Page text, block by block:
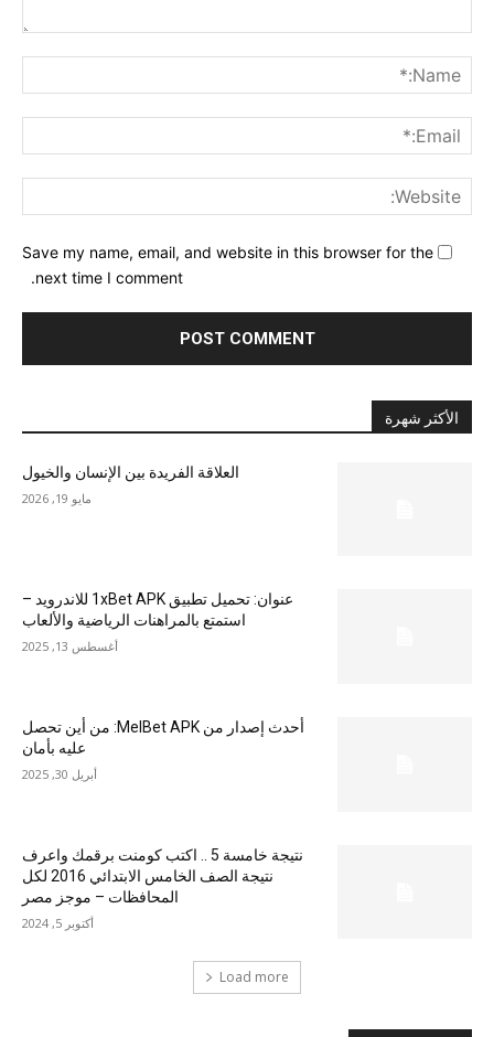
Save my name, email, and website in this browser for the
next time I comment.
الأكثر شهرة
العلاقة الفريدة بين الإنسان والخيول
مايو 19, 2026
عنوان: تحميل تطبيق 1xBet APK للاندرويد –
استمتع بالمراهنات الرياضية والألعاب
أغسطس 13, 2025
أحدث إصدار من MelBet APK: من أين تحصل
عليه بأمان
أبريل 30, 2025
نتيجة خامسة 5 .. اكتب كومنت برقمك واعرف
نتيجة الصف الخامس الابتدائي 2016 لكل
المحافظات – موجز مصر
أكتوبر 5, 2024
Load more